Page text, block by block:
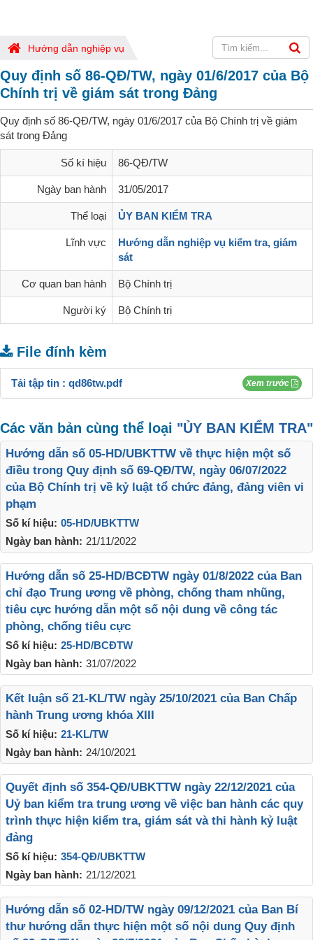
Hướng dẫn nghiệp vụ
Quy định số 86-QĐ/TW, ngày 01/6/2017 của Bộ
Chính trị về giám sát trong Đảng
Quy định số 86-QĐ/TW, ngày 01/6/2017 của Bộ Chính trị về giám
sát trong Đảng
Số kí hiệu 86-QĐ/TW
Ngày ban hành 31/05/2017
Thể loại ỦY BAN KIỂM TRA
Lĩnh vực
Hướng dẫn nghiệp vụ kiểm tra, giám
sát
Cơ quan ban hành Bộ Chính trị
Người ký Bộ Chính trị
File đính kèm
Xem trước
Tải tập tin : qd86tw.pdf
Các văn bản cùng thể loại "ỦY BAN KIỂM TRA"
Số kí hiệu: 05-HD/UBKTTW
Ngày ban hành: 21/11/2022
Hướng dẫn số 05-HD/UBKTTW về thực hiện một số
điều trong Quy định số 69-QĐ/TW, ngày 06/07/2022
của Bộ Chính trị về kỷ luật tổ chức đảng, đảng viên vi
phạm
Số kí hiệu: 25-HD/BCĐTW
Ngày ban hành: 31/07/2022
Hướng dẫn số 25-HD/BCĐTW ngày 01/8/2022 của Ban
chỉ đạo Trung ương về phòng, chống tham nhũng,
tiêu cực hướng dẫn một số nội dung về công tác
phòng, chống tiêu cực
Số kí hiệu: 21-KL/TW
Ngày ban hành: 24/10/2021
Kết luận số 21-KL/TW ngày 25/10/2021 của Ban Chấp
hành Trung ương khóa XIII
Số kí hiệu: 354-QĐ/UBKTTW
Ngày ban hành: 21/12/2021
Quyết định số 354-QĐ/UBKTTW ngày 22/12/2021 của
Uỷ ban kiểm tra trung ương về việc ban hành các quy
trình thực hiện kiểm tra, giám sát và thi hành kỷ luật
đảng
Hướng dẫn số 02-HD/TW ngày 09/12/2021 của Ban Bí
thư hướng dẫn thực hiện một số nội dung Quy định